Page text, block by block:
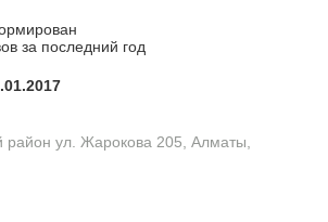
за последний год
район ул. Жарокова 205, Алматы,